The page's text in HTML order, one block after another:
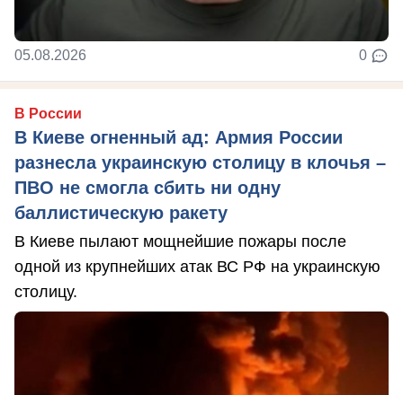
05.08.2026 0
В России
В Киеве огненный ад: Армия России
разнесла украинскую столицу в клочья –
ПВО не смогла сбить ни одну
баллистическую ракету
В Киеве пылают мощнейшие пожары после
одной из крупнейших атак ВС РФ на украинскую
столицу.